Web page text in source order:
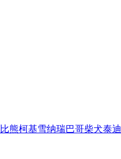
比熊柯基雪纳瑞巴哥柴犬泰迪